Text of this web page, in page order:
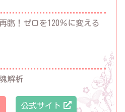
臨！ゼロを120％に変える
解析
公式サイト